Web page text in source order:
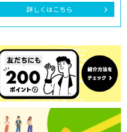
詳しくはこちら